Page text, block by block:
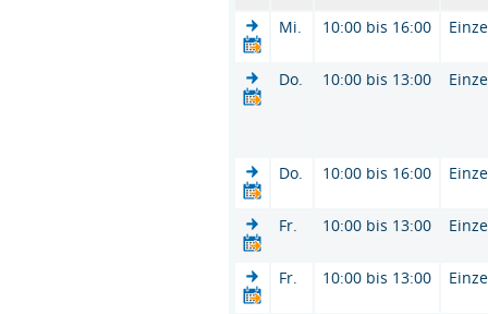
Mi. 10:00 bis 16:00
Do. 10:00 bis 13:00
Do. 10:00 bis 16:00
Fr. 10:00 bis 13:00
Fr. 10:00 bis 13:00